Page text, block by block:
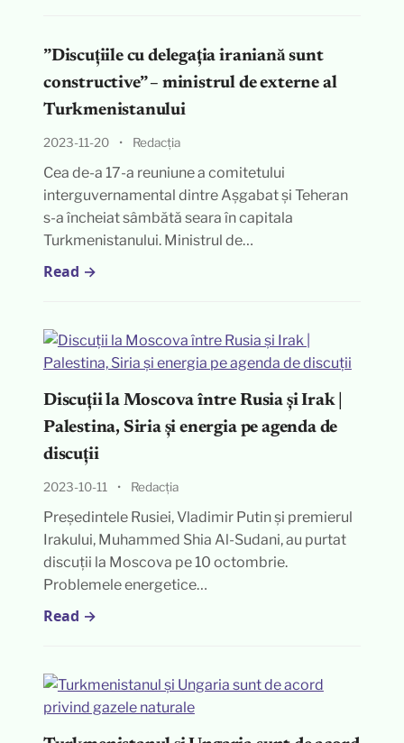
”Discuțiile cu delegația iraniană sunt
constructive” – ministrul de externe al
Turkmenistanului
2023-11-20 • Redacția
Cea de-a 17-a reuniune a comitetului
interguvernamental dintre Așgabat și Teheran
s-a încheiat sâmbătă seara în capitala
Turkmenistanului. Ministrul de…
Read →
Discuții la Moscova între Rusia și Irak |
Palestina, Siria și energia pe agenda de
discuții
2023-10-11 • Redacția
Președintele Rusiei, Vladimir Putin și premierul
Irakului, Muhammed Shia Al-Sudani, au purtat
discuții la Moscova pe 10 octombrie.
Problemele energetice…
Read →